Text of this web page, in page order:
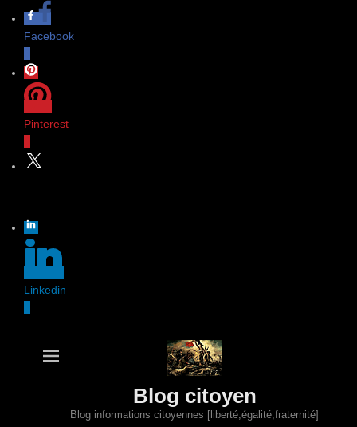
Facebook
Pinterest
Linkedin
Blog citoyen
Blog informations citoyennes [liberté,égalité,fraternité]